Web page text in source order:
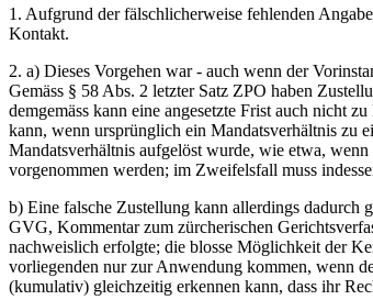
1. Aufgrund der fälschlicherweise fehlenden
Kontakt.
2. a) Dieses Vorgehen war - auch wenn der
Gemäss § 58 Abs. 2 letzter Satz ZPO haben
demgemäss kann eine angesetzte Frist auch nicht
kann, wenn ursprünglich ein Mandatsverhältnis zu
Mandatsverhältnis aufgelöst wurde, wie etwa,
vorgenommen werden; im Zweifelsfall muss
b) Eine falsche Zustellung kann allerdings dadurch
GVG, Kommentar zum zürcherischen
nachweislich erfolgte; die blosse Möglichkeit der
vorliegenden nur zur Anwendung kommen, wenn
(kumulativ) gleichzeitig erkennen kann, dass ihr